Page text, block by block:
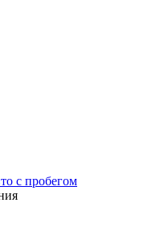
с пробегом